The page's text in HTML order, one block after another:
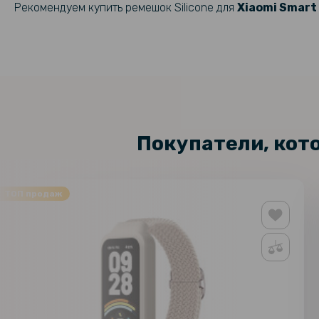
Рекомендуем купить ремешок Silicone для Xiaomi Smart
Покупатели,
ТОП продаж